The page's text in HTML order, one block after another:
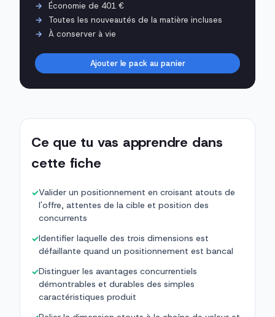
Économie de 401 €
Toutes les nouveautés de la matière incluses
À conserver à vie
Ajouter le pack au panier
Ce que tu vas apprendre dans
cette fiche
✓Valider un positionnement en croisant atouts de
l'offre, attentes de la cible et position des
concurrents
✓Identifier laquelle des trois dimensions est
défaillante quand un positionnement est bancal
✓Distinguer les avantages concurrentiels
démontrables et durables des simples
caractéristiques produit